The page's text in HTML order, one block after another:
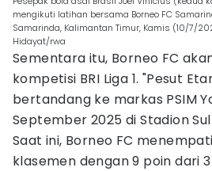
mengikuti latihan bersama Borneo FC
Samarinda, Kalimantan Timur, Kamis (10/7/
Hidayat/rwa
Sementara itu, Borneo FC
kompetisi BRI Liga 1. "Pesut
bertandang ke markas PSIM
September 2025 di Stadion
Saat ini, Borneo FC
klasemen dengan 9 poin dari